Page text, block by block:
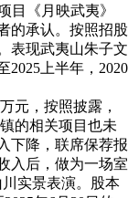
目《月映武夷》
的承认。按照招股
表现武夷山朱子文
2025上半年，2020
元，按照披露，
的相关项目也未
下降，联席保荐报
入后，做为一场室
实景表演。股本